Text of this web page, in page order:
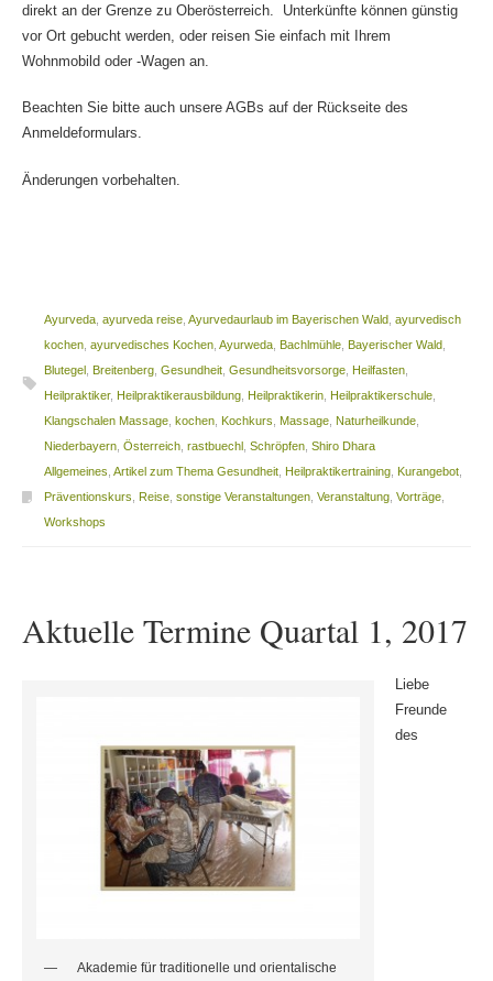
direkt an der Grenze zu Oberösterreich. Unterkünfte können günstig
vor Ort gebucht werden, oder reisen Sie einfach mit Ihrem
Wohnmobild oder -Wagen an.
Beachten Sie bitte auch unsere AGBs auf der Rückseite des
Anmeldeformulars.
Änderungen vorbehalten.
Ayurveda, ayurveda reise, Ayurvedaurlaub im Bayerischen Wald, ayurvedisch
kochen, ayurvedisches Kochen, Ayurweda, Bachlmühle, Bayerischer Wald,
Blutegel, Breitenberg, Gesundheit, Gesundheitsvorsorge, Heilfasten,
Heilpraktiker, Heilpraktikerausbildung, Heilpraktikerin, Heilpraktikerschule,
Klangschalen Massage, kochen, Kochkurs Massage, Naturheilkunde,
Niederbayern, Österreich, rastbuechl, Schröpfen, Shiro Dhara
Allgemeines Artikel zum Thema Gesundheit, Heilpraktikertraining, Kurangebot,
Präventionskurs Reise, sonstige Veranstaltungen, Veranstaltung, Vorträge,
Workshops
Aktuelle Termine Quartal 1, 2017
Akademie für traditionelle und orientalische
Liebe
Freunde
des